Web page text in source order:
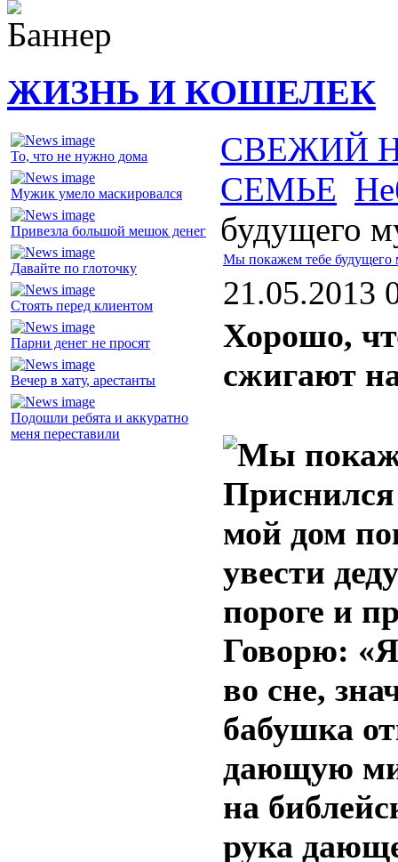
ЖИЗНЬ И КОШЕЛЕК
То, что не нужно дома
Мужик умело маскировался
Привезла большой мешок денег
Давайте по глоточку
Стоять перед клиентом
Парни денег не просят
Вечер в хату, арестанты
Подошли ребята и аккуратно
меня переставили
СВЕЖИЙ
СЕМЬЕ
будущего
Мы покажем тебе будущего
21.05.2013
Хорошо,
сжигают
мой дом
увести
пороге и
Говорю: «Я
во сне,
бабушка
дающую
на
рука